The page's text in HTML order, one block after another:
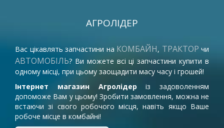
АГРОЛІДЕР
Вас цікавлять запчастини на КОМБАЙН, ТРАКТОР чи
АВТОМОБІЛЬ? Ви можете всі ці запчастини купити в
одному місці, при цьому заощадити масу часу і грошей!
Інтернет магазин Агролідер із задоволенням
допоможе Вам у цьому! Зробити замовлення, можна не
встаючи зі свого робочого місця, навіть якщо Ваше
робоче місце в комбайні!